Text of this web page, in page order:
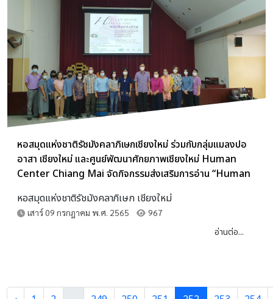
หอสมุดแห่งชาติรัชมังคลาภิเษกเชียงใหม่ ร่วมกับกลุ่มแมลงปอ
อาสา เชียงใหม่ และศูนย์พัฒนาศักยภาพเชียงใหม่ Human
Center Chiang Mai จัดกิจกรรมส่งเสริมการอ่าน “Human
และส่งเสริมหอสมุดแห่งชาติให้เป็นแหล่งเรียนรู้ตลอดชีวิต ประจำ
ปีงบประมาณ ๒๕๖๕
หอสมุดแห่งชาติรัชมังคลาภิเษก เชียงใหม่
เสาร์ 09 กรกฎาคม พ.ศ. 2565 967
อ่านต่อ...